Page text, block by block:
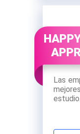
Las
estudio.